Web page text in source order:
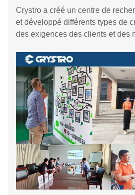
Crystro a créé un centre de
et développé différents types de
des exigences des clients et des